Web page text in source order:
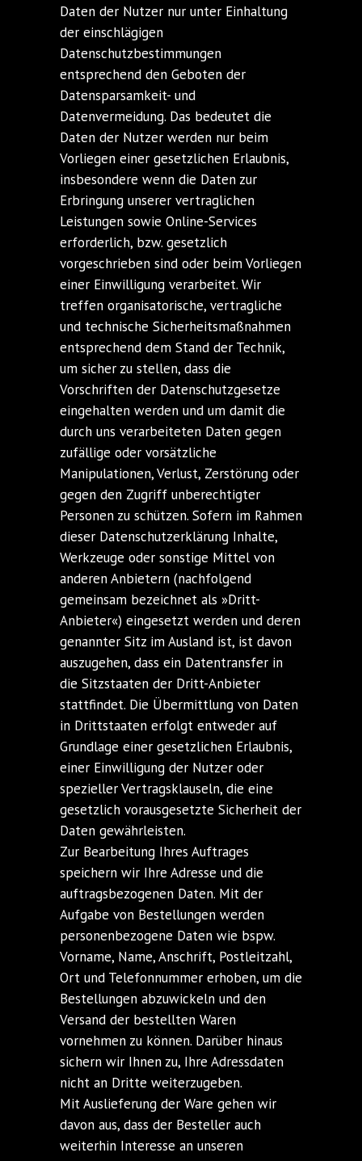
Daten der Nutzer nur unter Einhaltung
der einschlägigen
Datenschutzbestimmungen
entsprechend den Geboten der
Datensparsamkeit- und
Datenvermeidung. Das bedeutet die
Daten der Nutzer werden nur beim
Vorliegen einer gesetzlichen Erlaubnis,
insbesondere wenn die Daten zur
Erbringung unserer vertraglichen
Leistungen sowie Online-Services
erforderlich, bzw. gesetzlich
vorgeschrieben sind oder beim Vorliegen
einer Einwilligung verarbeitet. Wir
treffen organisatorische, vertragliche
und technische Sicherheitsmaßnahmen
entsprechend dem Stand der Technik,
um sicher zu stellen, dass die
Vorschriften der Datenschutzgesetze
eingehalten werden und um damit die
durch uns verarbeiteten Daten gegen
zufällige oder vorsätzliche
Manipulationen, Verlust, Zerstörung oder
gegen den Zugriff unberechtigter
Personen zu schützen. Sofern im Rahmen
dieser Datenschutzerklärung Inhalte,
Werkzeuge oder sonstige Mittel von
anderen Anbietern (nachfolgend
gemeinsam bezeichnet als »Dritt-
Anbieter«) eingesetzt werden und deren
genannter Sitz im Ausland ist, ist davon
auszugehen, dass ein Datentransfer in
die Sitzstaaten der Dritt-Anbieter
stattfindet. Die Übermittlung von Daten
in Drittstaaten erfolgt entweder auf
Grundlage einer gesetzlichen Erlaubnis,
einer Einwilligung der Nutzer oder
spezieller Vertragsklauseln, die eine
gesetzlich vorausgesetzte Sicherheit der
Daten gewährleisten.
Zur Bearbeitung Ihres Auftrages
speichern wir Ihre Adresse und die
auftragsbezogenen Daten. Mit der
Aufgabe von Bestellungen werden
personenbezogene Daten wie bspw.
Vorname, Name, Anschrift, Postleitzahl,
Ort und Telefonnummer erhoben, um die
Bestellungen abzuwickeln und den
Versand der bestellten Waren
vornehmen zu können. Darüber hinaus
sichern wir Ihnen zu, Ihre Adressdaten
nicht an Dritte weiterzugeben.
Mit Auslieferung der Ware gehen wir
davon aus, dass der Besteller auch
weiterhin Interesse an unseren